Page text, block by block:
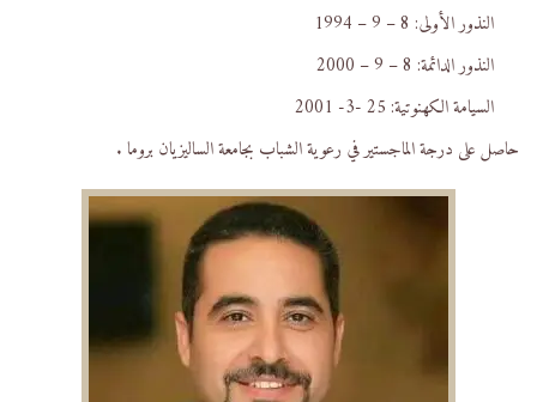
النذور الأولى: 8 – 9 – 1994
النذور الدائمة: 8 – 9 – 2000
السيامة الكهنوتية: 25 -3- 2001
حاصل على درجة الماجستير في رعوية الشباب بجامعة الساليزيان بروما .